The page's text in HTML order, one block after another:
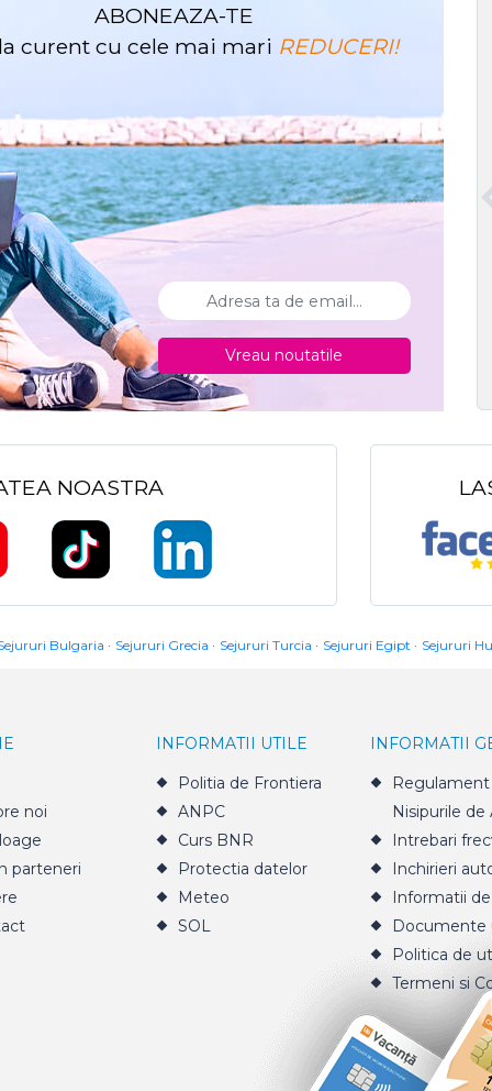
ABONEAZA-TE
curent cu cele mai mari REDUCERI!
Vreau noutatile
NOASTRA
Bulgaria Sejururi Grecia Sejururi Turcia Sejururi Egipt Sejururi
noi
parteneri
INFORMATII UTILE
Politia de Frontiera
ANPC
Curs BNR
Protectia datelor
Meteo
SOL
INFORMATII
Regulament
Nisipurile de
Intrebari
Inchirieri
Informatii
Documente
Politica de
Termeni si